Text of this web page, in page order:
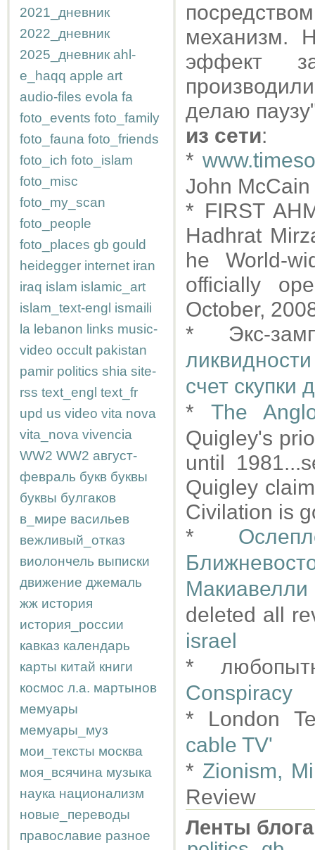
2021_дневник
2022_дневник
2025_дневник ahl-
e_haqq apple art
audio-files evola fa
foto_events foto_family
foto_fauna foto_friends
foto_ich foto_islam
foto_misc
foto_my_scan
foto_people
foto_places gb gould
heidegger internet iran
iraq islam islamic_art
islam_text-engl ismaili
la lebanon links music-
video occult pakistan
pamir politics shia site-
rss text_engl text_fr
upd us video vita nova
vita_nova vivencia
WW2 WW2 август-
февраль букв буквы
буквы булгаков
в_мире васильев
вежливый_отказ
виолончель выписки
движение джемаль
жж история
история_россии
кавказ календарь
карты китай книги
космос л.а. мартынов
мемуары
мемуары_муз
мои_тексты москва
моя_всячина музыка
наука национализм
новые_переводы
православие разное
механизм.
эффект
делаю
из сети:
*
John
* FIRST
Hadhrat
he World-
officially
October,
* Экс-
счет скупки
* The
Quigley's
until
Quigley
Civilation is
*
Макиавелли
deleted all
israel
*
Conspiracy
* London
cable TV'
* Zionism,
Review
Ленты